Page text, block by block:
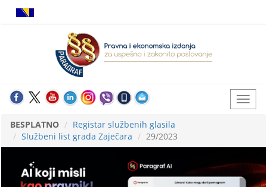
BESPLATNO
Registar službenih glasila
Službeni list grada Zaječara
29/2023